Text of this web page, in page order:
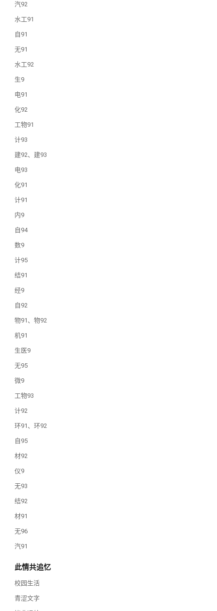
汽92
水工91
自91
无91
水工92
生9
电91
化92
工物91
计93
建92、建93
电93
化91
计91
内9
自94
数9
计95
结91
经9
自92
物91、物92
机91
生医9
无95
微9
工物93
计92
环91、环92
自95
材92
仪9
无93
结92
材91
无96
汽91
此情共追忆
校园生活
青涩文字